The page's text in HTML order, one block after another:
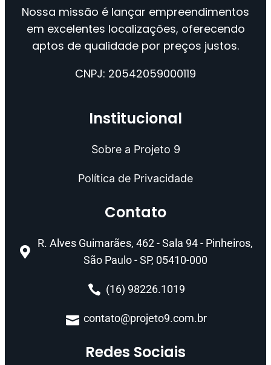
Nossa missão é lançar empreendimentos
em excelentes localizações, oferecendo
aptos de qualidade por preços justos.
CNPJ: 20542059000119
Institucional
Sobre a Projeto 9
Política de Privacidade
Contato
R. Alves Guimarães, 462 - Sala 94 - Pinheiros,
São Paulo - SP, 05410-000
(16) 98226.1019
contato@projeto9.com.br
Redes Sociais